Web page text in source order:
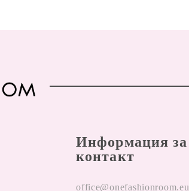
Информация за
контакт
office@onefashionroom.eu